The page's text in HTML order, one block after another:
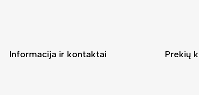
Informacija ir kontaktai Prekių